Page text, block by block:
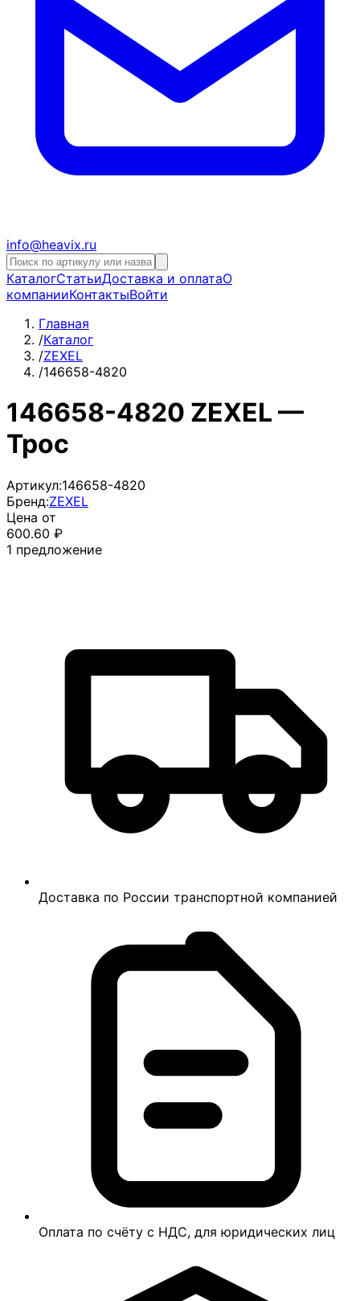
info@heavix.ru
КаталогСтатьиДоставка и оплатаО
компанииКонтактыВойти
Главная
/Каталог
/ZEXEL
/146658-4820
146658-4820 ZEXEL —
Трос
Артикул:146658-4820
Бренд:ZEXEL
Цена от
600.60 ₽
1 предложение
Доставка по России транспортной компанией
Оплата по счёту с НДС, для юридических лиц